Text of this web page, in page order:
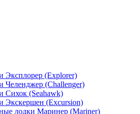
Эксплорер (Explorer)
Челенджер (Challenger)
Сихок (Seahawk)
Экскершен (Excursion)
лодки Маринер (Mariner)